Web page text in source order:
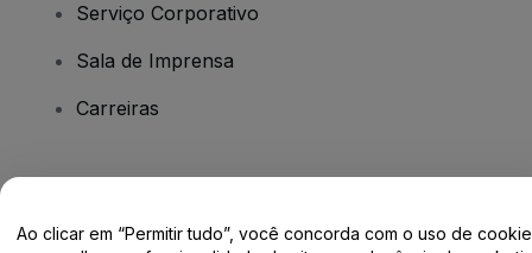
Serviço Corporativo
Sala de Imprensa
Carreiras
Ao clicar em “Permitir tudo”, você concorda com o uso de